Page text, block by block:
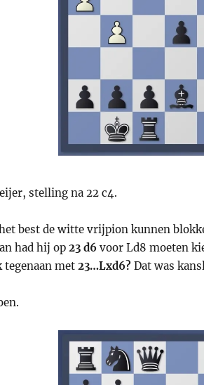
stelling na 22 c4.
best de witte vrijpion kunnen
had hij op23 d6 voor Ld8 moeten
tegenaan met23…Lxd6? Dat was